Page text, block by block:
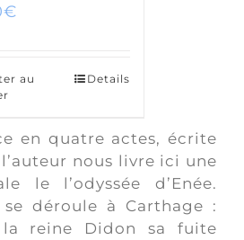
€
au
Details
en quatre actes, écrite
nous livre ici une
le l’odyssée d’Enée.
se déroule à Carthage :
reine Didon sa fuite